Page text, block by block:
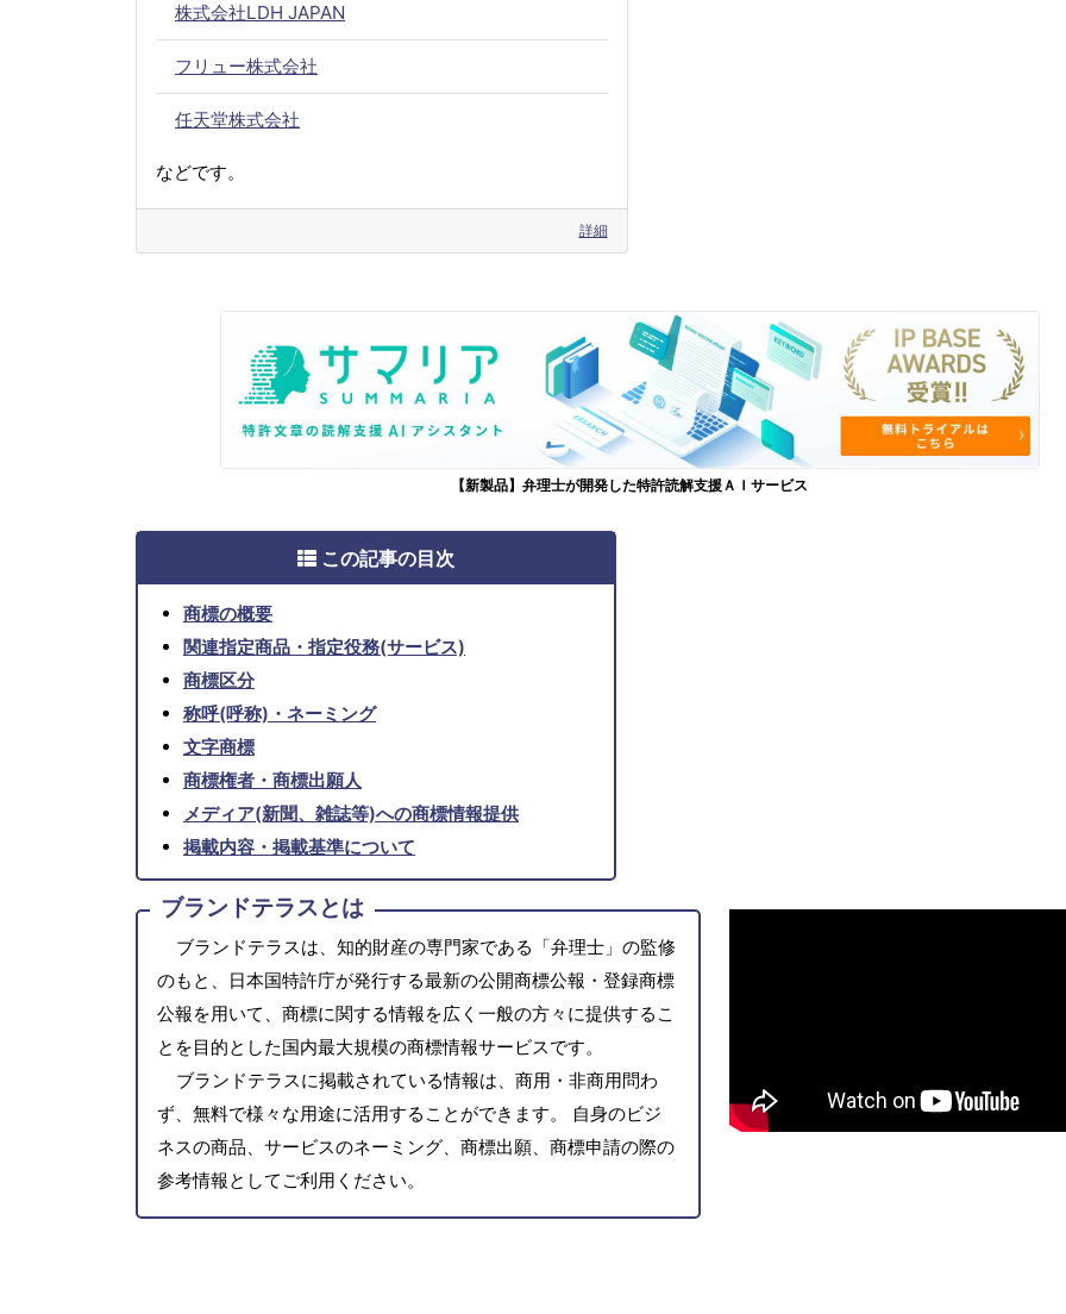
株式会社LDH JAPAN
フリュー株式会社
任天堂株式会社
などです。
詳細
【新製品】弁理士が開発した特許読解支援ＡＩサービス
この記事の目次
商標の概要
関連指定商品・指定役務(サービス)
商標区分
称呼(呼称)・ネーミング
文字商標
商標権者・商標出願人
メディア(新聞、雑誌等)への商標情報提供
掲載内容・掲載基準について
ブランドテラスとは
ブランドテラスは、知的財産の専門家である「弁理士」の監修
のもと、日本国特許庁が発行する最新の公開商標公報・登録商標
公報を用いて、商標に関する情報を広く一般の方々に提供するこ
とを目的とした国内最大規模の商標情報サービスです。
ブランドテラスに掲載されている情報は、商用・非商用問わ
ず、無料で様々な用途に活用することができます。 自身のビジ
ネスの商品、サービスのネーミング、商標出願、商標申請の際の
参考情報としてご利用ください。